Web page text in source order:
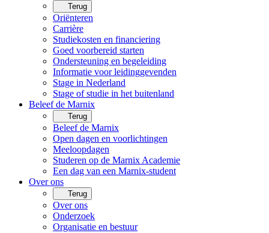
Terug
Oriënteren
Carrière
Studiekosten en financiering
Goed voorbereid starten
Ondersteuning en begeleiding
Informatie voor leidinggevenden
Stage in Nederland
Stage of studie in het buitenland
Beleef de Marnix
Terug
Beleef de Marnix
Open dagen en voorlichtingen
Meeloopdagen
Studeren op de Marnix Academie
Een dag van een Marnix-student
Over ons
Terug
Over ons
Onderzoek
Organisatie en bestuur